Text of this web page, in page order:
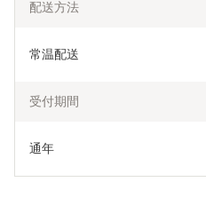
配送方法
常温配送
受付期間
通年